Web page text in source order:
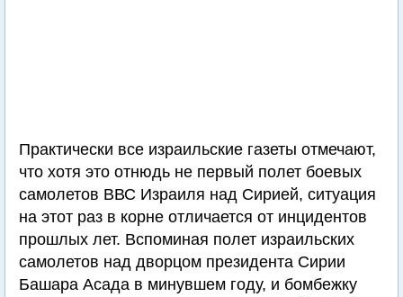
Практически все израильские газеты отмечают,
что хотя это отнюдь не первый полет боевых
самолетов ВВС Израиля над Сирией, ситуация
на этот раз в корне отличается от инцидентов
прошлых лет. Вспоминая полет израильских
самолетов над дворцом президента Сирии
Башара Асада в минувшем году, и бомбежку